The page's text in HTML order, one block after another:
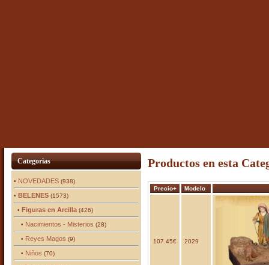
Categorias
• NOVEDADES(938)
• BELENES(1573)
• Figuras en Arcilla(426)
• Nacimientos - Misterios (28)
• Reyes Magos (9)
• Niños (70)
Productos en esta
Precio+ Modelo
107.45€ 2029